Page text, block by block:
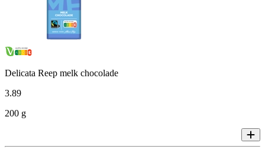
Delicata Reep melk chocolade
3.89
200 g